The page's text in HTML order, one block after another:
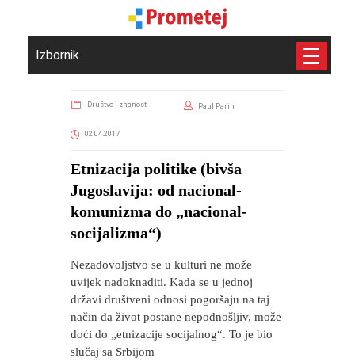
Izbornik
Društvo i znanost Paul Parin
02.04.2017
Etnizacija politike (bivša
Jugoslavija: od nacional-
komunizma do „nacional-
socijalizma“)
Nezadovoljstvo se u kulturi ne može
uvijek nadoknaditi. Kada se u jednoj
državi društveni odnosi pogoršaju na taj
način da život postane nepodnošljiv, može
doći do „etnizacije socijalnog“. To je bio
slučaj sa Srbijom